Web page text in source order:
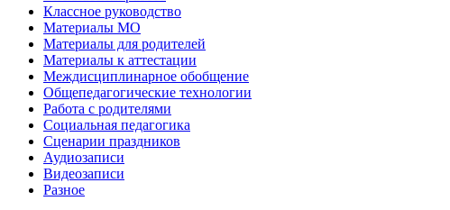
Классное руководство
Материалы МО
Материалы для родителей
Материалы к аттестации
Междисциплинарное обобщение
Общепедагогические технологии
Работа с родителями
Социальная педагогика
Сценарии праздников
Аудиозаписи
Видеозаписи
Разное